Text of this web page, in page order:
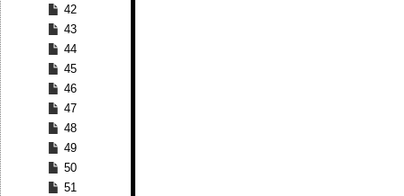
42
43
44
45
46
47
48
49
50
51